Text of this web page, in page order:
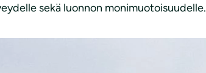
sekä luonnon monimuotoisuudelle.